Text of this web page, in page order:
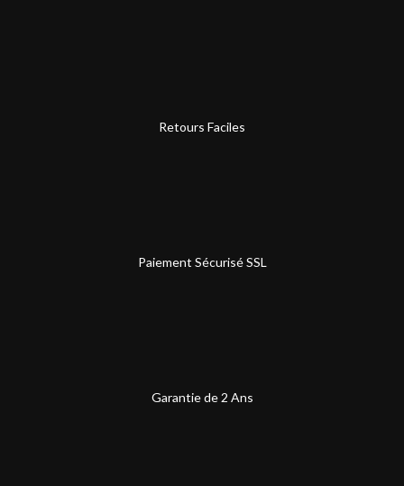
Retours Faciles
Paiement Sécurisé SSL
Garantie de 2 Ans